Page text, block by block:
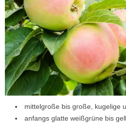
mittelgroße bis große, kugelige
anfangs glatte weißgrüne bis